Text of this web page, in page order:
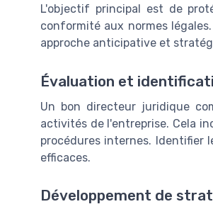
L'objectif principal est de
conformité aux normes
approche anticipative et
Évaluation et
Un bon directeur juridique
activités de l'entreprise. Cela
procédures internes. Identifier
efficaces.
Développement de